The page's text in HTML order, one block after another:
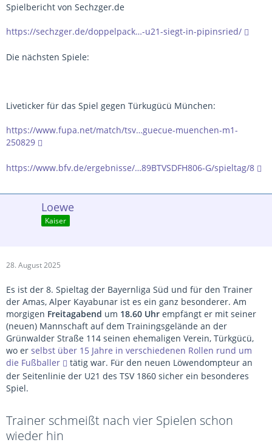
Spielbericht von Sechzger.de
https://sechzger.de/doppelpack…-u21-siegt-in-pipinsried/
Die nächsten Spiele:
Liveticker für das Spiel gegen Türkugücü München:
https://www.fupa.net/match/tsv…guecue-muenchen-m1-
250829
https://www.bfv.de/ergebnisse/…89BTVSDFH806-G/spieltag/8
Loewe
Kaiser
28. August 2025
Es ist der 8. Spieltag der Bayernliga Süd und für den Trainer
der Amas, Alper Kayabunar ist es ein ganz besonderer. Am
morgigen Freitagabend um 18.60 Uhr empfängt er mit seiner
(neuen) Mannschaft auf dem Trainingsgelände an der
Grünwalder Straße 114 seinen ehemaligen Verein, Türkgücü,
wo er selbst über 15 Jahre in verschiedenen Rollen rund um
die Fußballer
tätig war. Für den neuen Löwendompteur an
der Seitenlinie der U21 des TSV 1860 sicher ein besonderes
Spiel.
Trainer schmeißt nach vier Spielen schon
wieder hin